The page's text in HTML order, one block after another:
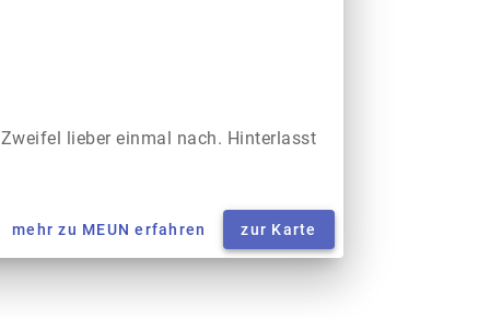
lieber einmal nach. Hinterlasst
mehr zu MEUN erfahren zur Karte